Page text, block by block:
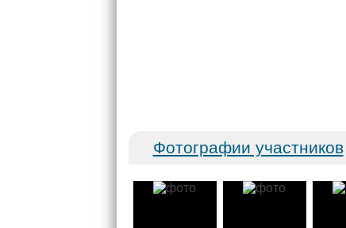
Фотографии участников